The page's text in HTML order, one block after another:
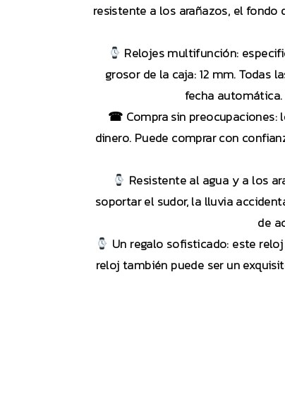
resistente a los arañazos, el
Relojes multifunción:
grosor de la caja: 12 mm.
fecha
☎ Compra sin preocupaciones:
dinero. Puede comprar con
Resistente al agua y a los
soportar el sudor, la lluvia
de
Un regalo sofisticado: este
reloj también puede ser un